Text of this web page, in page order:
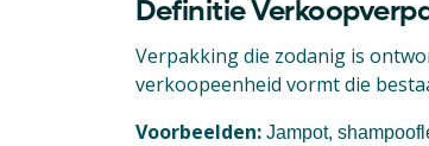
Definitie
Verpakking die zodanig is
verkoopeenheid vormt die
Voorbeelden: Jampot,